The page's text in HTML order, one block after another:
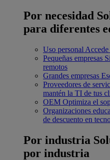
Por necesidad
para diferentes
Uso personal
Pequeñas empresas
remotos
Grandes empresas
Proveedores de
mantén la TI de tus
OEM Optimiza el
Organizaciones
de descuento en
Por industria
por industria